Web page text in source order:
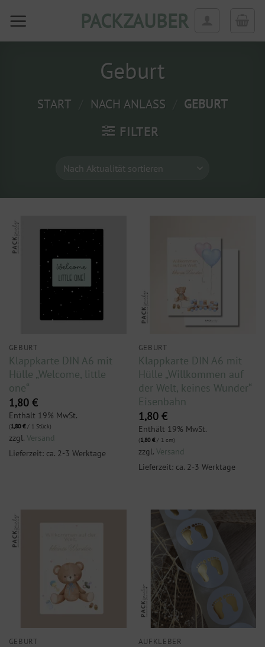
Inhalt
PACKZAUBER
Geburt
START NACH ANLASS
GEBURT
FILTER
GEBURT
Klappkarte DIN A6 mit
Hülle „Welcome, little
one“
1,80 €
Enthält 19% MwSt.
(1,80€/ 1 Stück)
zzgl. Versand
Lieferzeit: ca. 2-3 Werktage
GEBURT
Klappkarte DIN A6 mit
Hülle „Willkommen auf
der Welt, keines Wunder“
Eisenbahn
1,80 €
Enthält 19% MwSt.
(1,80€/ 1 cm)
zzgl. Versand
Lieferzeit: ca. 2-3 Werktage
GEBURT AUFKLEBER